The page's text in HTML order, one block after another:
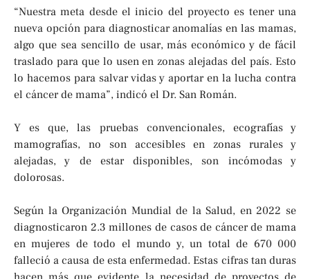
“Nuestra meta desde el inicio del proyecto es tener una
nueva opción para diagnosticar anomalías en las mamas,
algo que sea sencillo de usar, más económico y de fácil
traslado para que lo usen en zonas alejadas del país. Esto
lo hacemos para salvar vidas y aportar en la lucha contra
el cáncer de mama”, indicó el Dr. San Román.
Y es que, las pruebas convencionales, ecografías y
mamografías, no son accesibles en zonas rurales y
alejadas, y de estar disponibles, son incómodas y
dolorosas.
Según la Organización Mundial de la Salud, en 2022 se
diagnosticaron 2.3 millones de casos de cáncer de mama
en mujeres de todo el mundo y, un total de 670 000
falleció a causa de esta enfermedad. Estas cifras tan duras